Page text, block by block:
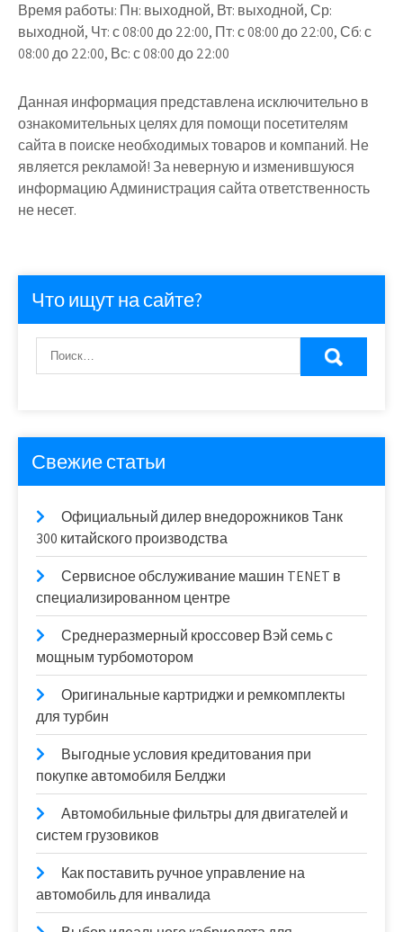
Время работы: Пн: выходной, Вт: выходной, Ср:
выходной, Чт: с 08:00 до 22:00, Пт: с 08:00 до 22:00, Сб: с
08:00 до 22:00, Вс: с 08:00 до 22:00
Данная информация представлена исключительно в
ознакомительных целях для помощи посетителям
сайта в поиске необходимых товаров и компаний. Не
является рекламой! За неверную и изменившуюся
информацию Администрация сайта ответственность
не несет.
Что ищут на сайте?
Свежие статьи
Официальный дилер внедорожников Танк
300 китайского производства
Сервисное обслуживание машин TENET в
специализированном центре
Среднеразмерный кроссовер Вэй семь с
мощным турбомотором
Оригинальные картриджи и ремкомплекты
для турбин
Выгодные условия кредитования при
покупке автомобиля Белджи
Автомобильные фильтры для двигателей и
систем грузовиков
Как поставить ручное управление на
автомобиль для инвалида